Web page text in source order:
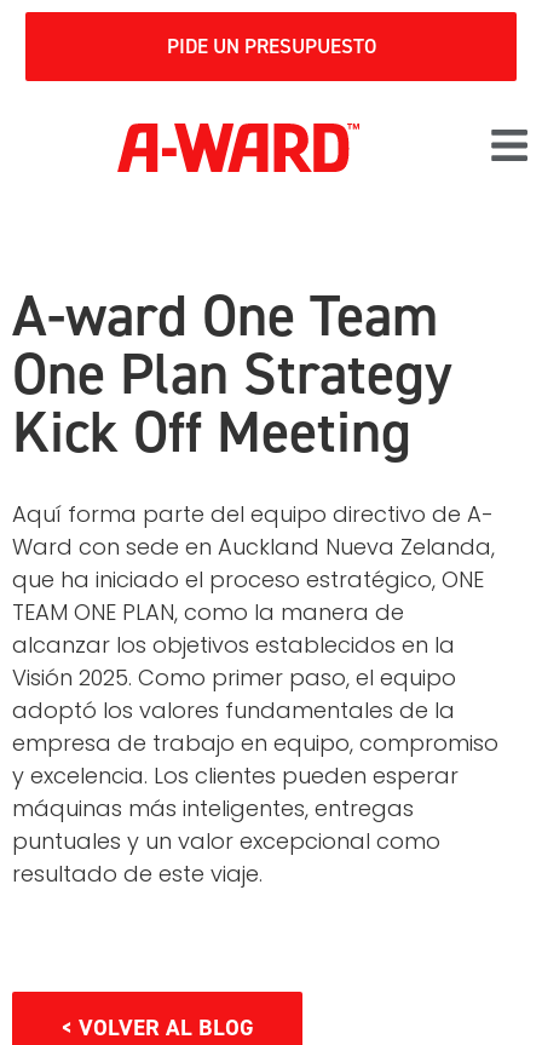
PIDE UN PRESUPUESTO
A-ward One Team
One Plan Strategy
Kick Off Meeting
Aquí forma parte del equipo directivo de A-
Ward con sede en Auckland Nueva Zelanda,
que ha iniciado el proceso estratégico, ONE
TEAM ONE PLAN, como la manera de
alcanzar los objetivos establecidos en la
Visión 2025. Como primer paso, el equipo
adoptó los valores fundamentales de la
empresa de trabajo en equipo, compromiso
y excelencia. Los clientes pueden esperar
máquinas más inteligentes, entregas
puntuales y un valor excepcional como
resultado de este viaje.
< VOLVER AL BLOG